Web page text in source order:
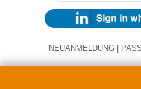
NEUANMELDUNG |